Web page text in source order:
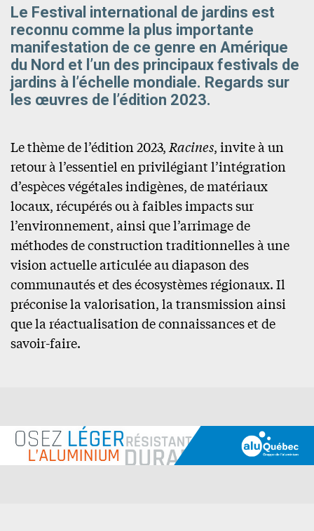
Le Festival international de jardins est
reconnu comme la plus importante
manifestation de ce genre en Amérique
du Nord et l’un des principaux festivals de
jardins à l’échelle mondiale. Regards sur
les œuvres de l’édition 2023.
Le thème de l’édition 2023,Racines, invite à un
retour à l’essentiel en privilégiant l’intégration
d’espèces végétales indigènes, de matériaux
locaux, récupérés ou à faibles impacts sur
l’environnement, ainsi que l’arrimage de
méthodes de construction traditionnelles à une
vision actuelle articulée au diapason des
communautés et des écosystèmes régionaux. Il
préconise la valorisation, la transmission ainsi
que la réactualisation de connaissances et de
savoir-faire.